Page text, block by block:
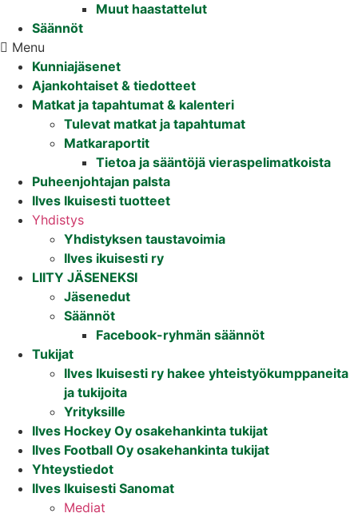
Muut haastattelut
Säännöt
Menu
Kunniajäsenet
Ajankohtaiset & tiedotteet
Matkat ja tapahtumat & kalenteri
Tulevat matkat ja tapahtumat
Matkaraportit
Tietoa ja sääntöjä vieraspelimatkoista
Puheenjohtajan palsta
Ilves Ikuisesti tuotteet
Yhdistys
Yhdistyksen taustavoimia
Ilves ikuisesti ry
LIITY JÄSENEKSI
Jäsenedut
Säännöt
Facebook-ryhmän säännöt
Tukijat
Ilves Ikuisesti ry hakee yhteistyökumppaneita
ja tukijoita
Yrityksille
Ilves Hockey Oy osakehankinta tukijat
Ilves Football Oy osakehankinta tukijat
Yhteystiedot
Ilves Ikuisesti Sanomat
Mediat